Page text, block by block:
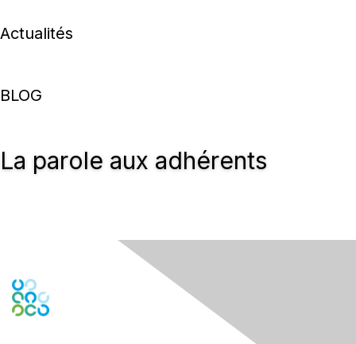
Actualités
BLOG
La parole aux adhérents